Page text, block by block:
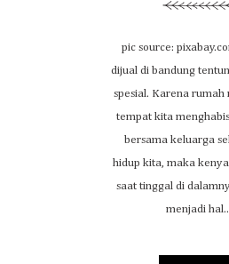
pic source:
dijual di bandung
spesial. Karena rumah
tempat kita
bersama keluarga
hidup kita, maka
saat tinggal di
menjadi